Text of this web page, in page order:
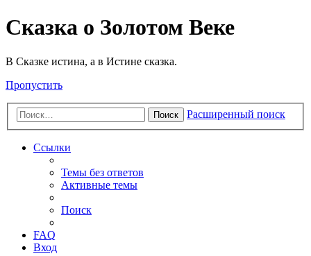
Сказка о Золотом Веке
В Сказке истина, а в Истине сказка.
Пропустить
Поиск Расширенный поиск
Ссылки
Темы без ответов
Активные темы
Поиск
FAQ
Вход